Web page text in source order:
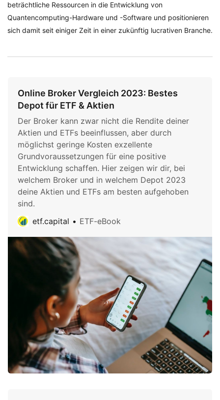
beträchtliche Ressourcen in die Entwicklung von
Quantencomputing-Hardware und -Software und positionieren
sich damit seit einiger Zeit in einer zukünftig lucrativen Branche.
Online Broker Vergleich 2023: Bestes
Depot für ETF & Aktien
Der Broker kann zwar nicht die Rendite deiner
Aktien und ETFs beeinflussen, aber durch
möglichst geringe Kosten exzellente
Grundvoraussetzungen für eine positive
Entwicklung schaffen. Hier zeigen wir dir, bei
welchem Broker und in welchem Depot 2023
deine Aktien und ETFs am besten aufgehoben
sind.
etf.capital
ETF-eBook